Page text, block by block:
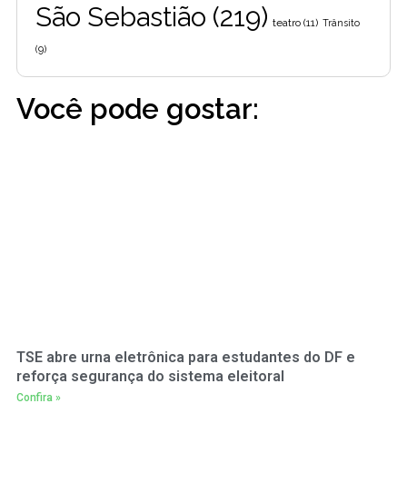
São Sebastião (219) teatro (11) Trânsito
(9)
Você pode gostar:
TSE abre urna eletrônica para estudantes do DF e
reforça segurança do sistema eleitoral
Confira »